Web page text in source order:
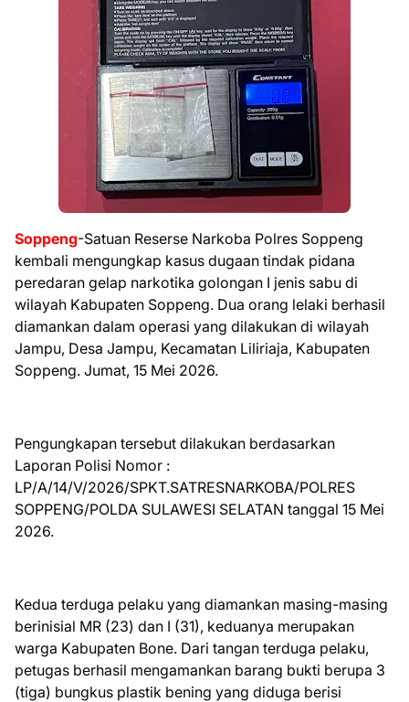
Soppeng-Satuan Reserse Narkoba Polres Soppeng
kembali mengungkap kasus dugaan tindak pidana
peredaran gelap narkotika golongan I jenis sabu di
wilayah Kabupaten Soppeng. Dua orang lelaki berhasil
diamankan dalam operasi yang dilakukan di wilayah
Jampu, Desa Jampu, Kecamatan Liliriaja, Kabupaten
Soppeng. Jumat, 15 Mei 2026.
Pengungkapan tersebut dilakukan berdasarkan
Laporan Polisi Nomor :
LP/A/14/V/2026/SPKT.SATRESNARKOBA/POLRES
SOPPENG/POLDA SULAWESI SELATAN tanggal 15 Mei
2026.
Kedua terduga pelaku yang diamankan masing-masing
berinisial MR (23) dan I (31), keduanya merupakan
warga Kabupaten Bone. Dari tangan terduga pelaku,
petugas berhasil mengamankan barang bukti berupa 3
(tiga) bungkus plastik bening yang diduga berisi